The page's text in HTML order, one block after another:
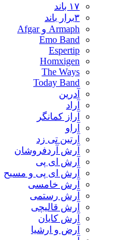
۱۷ باند
۳برار باند
Armaph و Afgar
Emo Band
Espertip
Homxigen
The Ways
Today Band
آدرین
آراد
آراز کمانگر
آراو
آرتین تی زد
آرش آردفروشان
آرش ای پی
آرش ای پی و مسیح
آرش خامسی
آرش رستمی
آرش قالیچی
آرش کایان
​آرض و ارشیا